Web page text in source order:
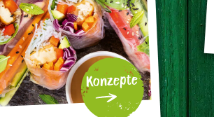
Konzepte